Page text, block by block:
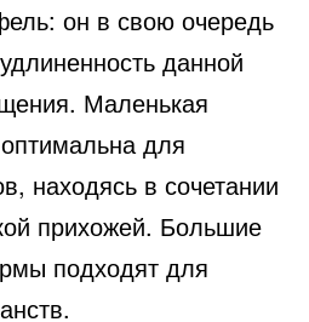
он в свою очередь
данной
Маленькая
для
находясь в сочетании
прихожей. Большие
подходят для